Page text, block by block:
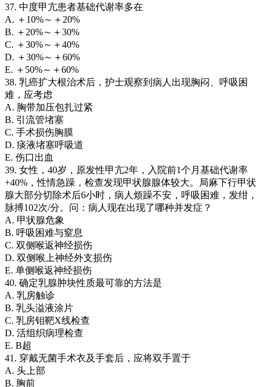
37. 中度甲亢患者基础代谢率多在
A. ＋10%～＋20%
B. ＋20%～＋30%
C. ＋30%～＋40%
D. ＋30%～＋60%
E. ＋50%～＋60%
38. 乳癌扩大根治术后，护士观察到病人出现胸闷、呼吸困
难，应考虑
A. 胸带加压包扎过紧
B. 引流管堵塞
C. 手术损伤胸膜
D. 痰液堵塞呼吸道
E. 伤口出血
39. 女性，40岁，原发性甲亢2年，入院前1个月基础代谢率
+40%，性情急躁，检查发现甲状腺腺体较大。局麻下行甲状
腺大部分切除术后6小时，病人烦躁不安，呼吸困难，发绀，
脉搏102次/分。问：病人现在出现了哪种并发症？
A. 甲状腺危象
B. 呼吸困难与窒息
C. 双侧喉返神经损伤
D. 双侧喉上神经外支损伤
E. 单侧喉返神经损伤
40. 确定乳腺肿块性质最可靠的方法是
A. 乳房触诊
B. 乳头溢液涂片
C. 乳房钼靶X线检查
D. 活组织病理检查
E. B超
41. 穿戴无菌手术衣及手套后，应将双手置于
A. 头上部
B. 胸前